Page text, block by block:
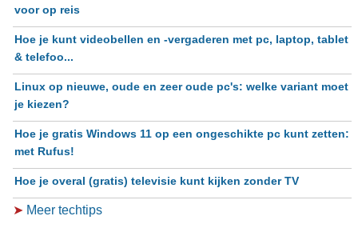
voor op reis
Hoe je kunt videobellen en -vergaderen met pc, laptop, tablet
& telefoo...
Linux op nieuwe, oude en zeer oude pc's: welke variant moet
je kiezen?
Hoe je gratis Windows 11 op een ongeschikte pc kunt zetten:
met Rufus!
Hoe je overal (gratis) televisie kunt kijken zonder TV
➤ Meer techtips